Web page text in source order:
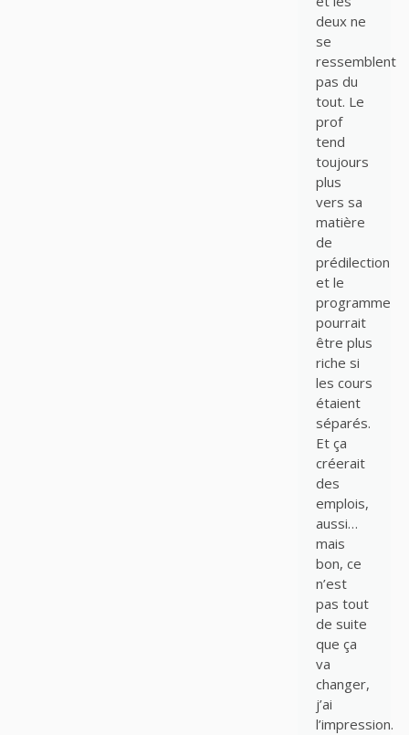
deux ne
se
ressemblent
pas du
tout. Le
prof
tend
toujours
plus
vers sa
matière
de
prédilection
et le
programme
pourrait
être plus
riche si
les cours
étaient
séparés.
Et ça
créerait
des
emplois,
aussi…
mais
bon, ce
n’est
pas tout
de suite
que ça
va
changer,
j’ai
l’impression.